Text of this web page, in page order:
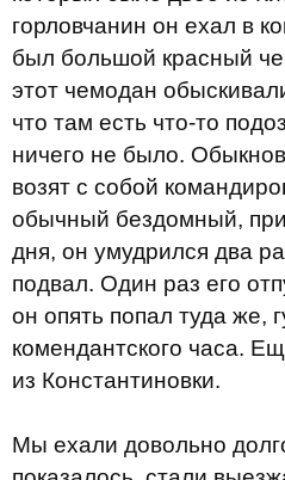
горловчанин он ехал в
был большой красный
этот чемодан
что там есть что-то
ничего не было.
возят с собой
обычный бездомный,
дня, он умудрился два
подвал. Один раз его
он опять попал туда же,
комендантского часа.
из Константиновки.
Мы ехали довольно